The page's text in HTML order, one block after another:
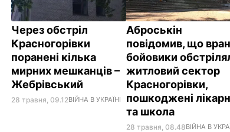
Через обстріл
Красногорівки
поранені кілька
мирних мешканців –
Жебрівський
28 травня, 09.12ВІЙНА В УКРАЇНІ
Аброськін
повідомив, що
бойовики
житловий сектор
Красногорівки,
пошкоджені
та школа
28 травня, 08.48ВІЙНА В